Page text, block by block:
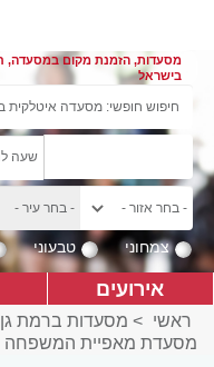
מסעדות, הזמנת מקום במסעדה,
בישראל
צמחוני טבעוני
אירועים
ראשי > מסעדות ברמת גן
מסעדת מאפיית המשפחה